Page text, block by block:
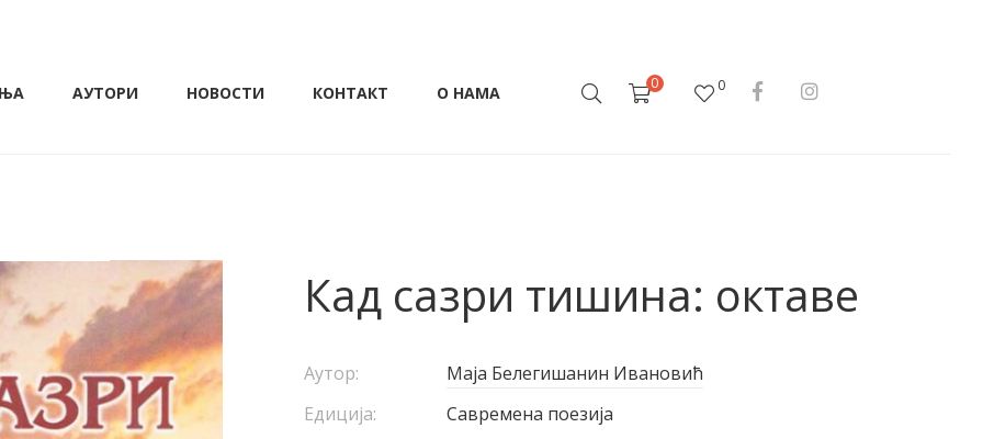
АУТОРИ НОВОСТИ КОНТАКТ О НАМА 0 0
Кад сазри тишина: октаве
Аутор:
Маја Белегишанин Ивановић
Едиција:
Савремена поезија